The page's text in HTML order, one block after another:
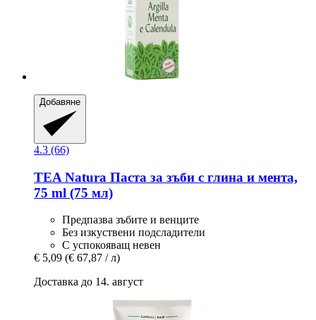
Добавяне
4.3 (66)
TEA Natura Паста за зъби с глина и мента,
75 ml (75 мл)
Предпазва зъбите и венците
Без изкуствени подсладители
С успокояващ невен
€ 5,09 (€ 67,87 / л)
Доставка до 14. август